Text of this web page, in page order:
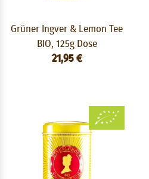
Grüner Ingver & Lemon Tee
BIO, 125g Dose
21,95 €